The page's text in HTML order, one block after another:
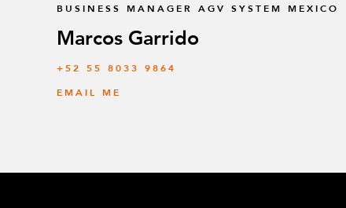
BUSINESS MANAGER AGV SYSTEM MEXICO
Marcos Garrido
+52 55 8033 9864
EMAIL ME